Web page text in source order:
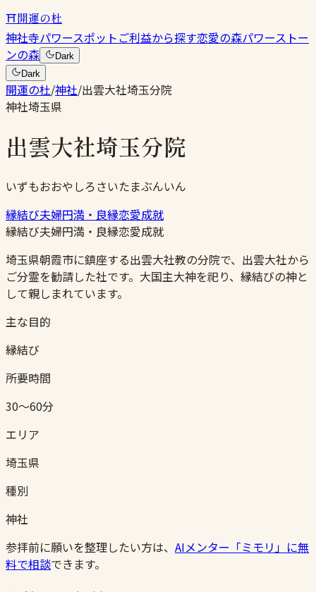
⛩開運の杜
神社寺パワースポットご利益から探す恋愛の森パワーストー
ンの森
Dark
Dark
開運の杜/神社/出雲大社埼玉分院
神社埼玉県
出雲大社埼玉分院
いずもおおやしろさいたまぶんいん
縁結び夫婦円満・良縁恋愛成就
縁結び夫婦円満・良縁恋愛成就
埼玉県朝霞市に鎮座する出雲大社教の分院で、出雲大社から
ご分霊を勧請した社です。大国主大神を祀り、縁結びの神と
して親しまれています。
主な目的
縁結び
所要時間
30〜60分
エリア
埼玉県
種別
神社
参拝前に願いを整理したい方は、 AIメンター「ミモリ」に無
料で相談できます。